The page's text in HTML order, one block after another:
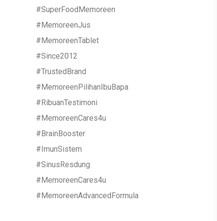
#SuperFoodMemoreen
#MemoreenJus
#MemoreenTablet
#Since2012
#TrustedBrand
#MemoreenPilihanIbuBapa
#RibuanTestimoni
#MemoreenCares4u
#BrainBooster
#ImunSistem
#SinusResdung
#MemoreenCares4u
#MemoreenAdvancedFormula